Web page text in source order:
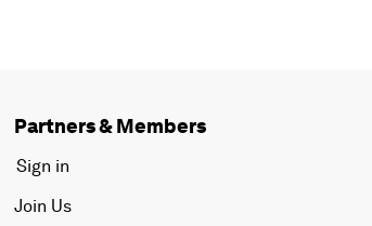
Partners & Members
Sign in
Join Us